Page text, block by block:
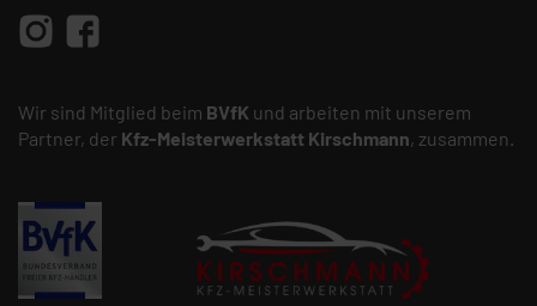
Wir sind Mitglied beim BVfK und arbeiten mit unserem
Partner, der Kfz-Meisterwerkstatt Kirschmann, zusammen.